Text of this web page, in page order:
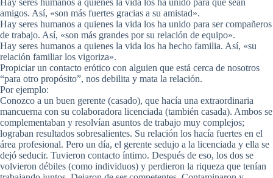
Hay seres humanos a quienes la vida los ha unido para que sean
amigos. Así, «son más fuertes gracias a su amistad».
Hay seres humanos a quienes la vida los ha unido para ser compañeros
de trabajo. Así, «son más grandes por su relación de equipo».
Hay seres humanos a quienes la vida los ha hecho familia. Así, «su
relación familiar los vigoriza».
Propiciar un contacto erótico con alguien que está cerca de nosotros
“para otro propósito”, nos debilita y mata la relación.
Por ejemplo:
Conozco a un buen gerente (casado), que hacía una extraordinaria
mancuerna con su colaboradora licenciada (también casada). Ambos se
complementaban y resolvían asuntos de trabajo muy complejos;
lograban resultados sobresalientes. Su relación los hacía fuertes en el
área profesional. Pero un día, el gerente sedujo a la licenciada y ella se
dejó seducir. Tuvieron contacto íntimo. Después de eso, los dos se
volvieron débiles (como individuos) y perdieron la riqueza que tenían